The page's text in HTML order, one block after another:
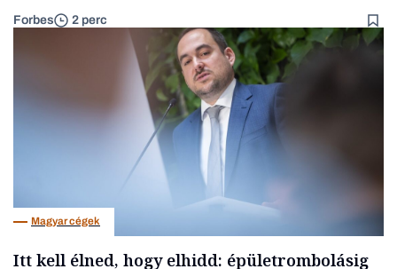
Forbes 2 perc
Magyar cégek
Itt kell élned, hogy elhidd: épületrombolásig